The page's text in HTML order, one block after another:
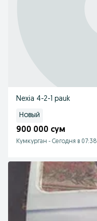
Nexia 4-2-1 pauk
Новый
900 000 сум
Кумкурган - Сегодня в 07:38